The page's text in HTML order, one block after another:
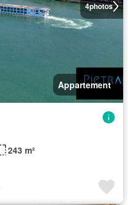
4photos
Appartement
243 m²